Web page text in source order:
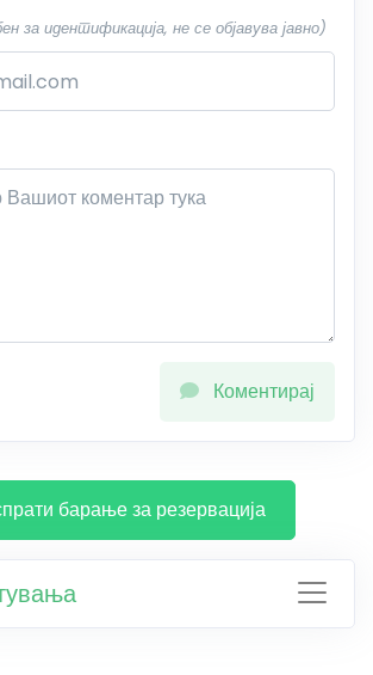
за идентификација, не се објавува јавно)
Коментирај
барање за резервација